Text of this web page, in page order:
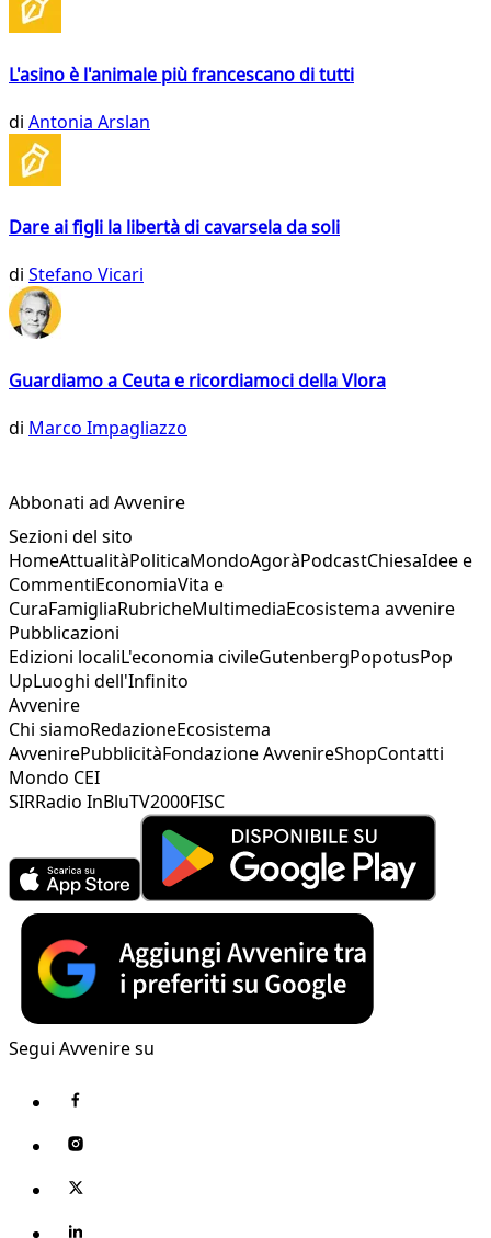
L'asino è l'animale più francescano di tutti
di Antonia Arslan
Dare ai figli la libertà di cavarsela da soli
di Stefano Vicari
Guardiamo a Ceuta e ricordiamoci della Vlora
di Marco Impagliazzo
Abbonati ad Avvenire
Sezioni del sito
HomeAttualitàPoliticaMondoAgoràPodcastChiesaIdee e
CommentiEconomiaVita e
CuraFamigliaRubricheMultimediaEcosistema avvenire
Pubblicazioni
Edizioni localiL'economia civileGutenbergPopotusPop
UpLuoghi dell'Infinito
Avvenire
Chi siamoRedazioneEcosistema
AvvenirePubblicitàFondazione AvvenireShopContatti
Mondo CEI
SIRRadio InBluTV2000FISC
Segui Avvenire su